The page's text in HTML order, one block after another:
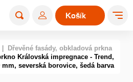
0
Košík
Dřevěné fasády, obkladová prkna
Královská impregnace - Trend,
mm, severská borovice, šedá barva